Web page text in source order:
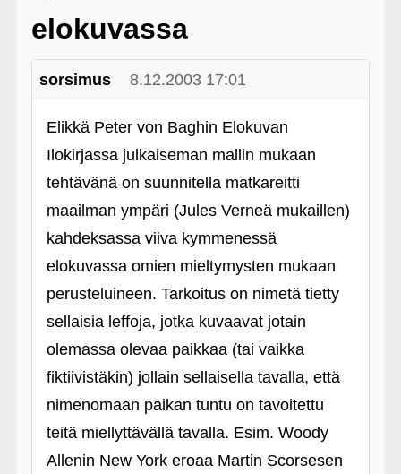
elokuvassa
sorsimus 8.12.2003 17:01
Elikkä Peter von Baghin Elokuvan
Ilokirjassa julkaiseman mallin mukaan
tehtävänä on suunnitella matkareitti
maailman ympäri (Jules Verneä mukaillen)
kahdeksassa viiva kymmenessä
elokuvassa omien mieltymysten mukaan
perusteluineen. Tarkoitus on nimetä tietty
sellaisia leffoja, jotka kuvaavat jotain
olemassa olevaa paikkaa (tai vaikka
fiktiivistäkin) jollain sellaisella tavalla, että
nimenomaan paikan tuntu on tavoitettu
teitä miellyttävällä tavalla. Esim. Woody
Allenin New York eroaa Martin Scorsesen